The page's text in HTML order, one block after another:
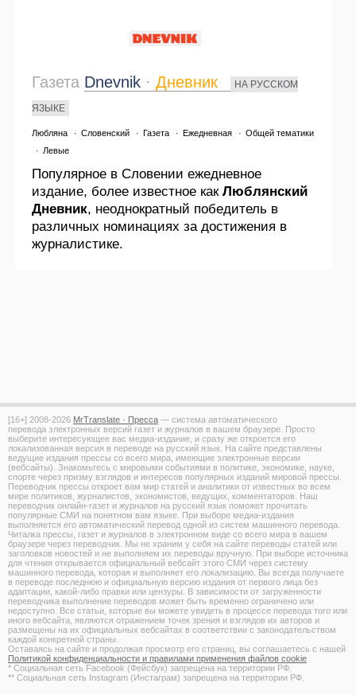
Газета Dnevnik · Дневник НА РУССКОМ
ЯЗЫКЕ
Любляна · Словенский · Газета · Ежедневная · Общей тематики
· Левые
Популярное в Словении ежедневное
издание, более известное как Люблянский
Дневник, неоднократный победитель в
различных номинациях за достижения в
журналистике.
[16+] 2008-2026 MrTranslate · Пресса — система автоматического
перевода электронных версий газет и журналов в вашем браузере. Просто
выберите интересующее вас медиа-издание, и сразу же откроется его
локализованная версия в переводе на русский язык. На сайте представлены
ведущие издания прессы со всего мира, имеющие электронные версии
(вебсайты). Знакомьтесь с мировыми событиями в политике, экономике, науке,
спорте через призму взглядов и интересов популярных изданий мировой прессы.
Переводчик прессы откроет вам мир статей и аналитики от известных во всем
мире политиков, журналистов, экономистов, ведущих, комментаторов. Наш
переводчик онлайн-газет и журналов на русский язык поможет прочитать
популярные СМИ на понятном вам языке. При выборе медиа-издания
выполняется его автоматический перевод одной из систем машинного перевода.
Читалка прессы, газет и журналов в электронном виде со всего мира в вашем
браузере через переводчик. Мы не храним у себя на сайте переводы статей или
заголовков новостей и не выполняем их переводы вручную. При выборе источника
для чтения открывается официальный вебсайт этого СМИ через систему
машинного перевода, которая и выполняет его локализацию. Вы всегда получаете
в переводе последнюю и официальную версию издания от первого лица без
адаптации, какой-либо правки или цензуры. В зависимости от загруженности
переводчика выполнение переводов может быть временно ограничено или
недоступно. Все статьи, которые вы можете увидеть в процессе перевода того или
иного вебсайта, являются отражением точек зрения и взглядов их авторов и
размещены на их официальных вебсайтах в соответствии с законодательством
каждой конкретной страны.
Оставаясь на сайте и продолжая просмотр его страниц, вы соглашаетесь с нашей
Политикой конфиденциальности и правилами применения файлов cookie
* Социальная сеть Facebook (Фейсбук) запрещена на территории РФ.
** Социальная сеть Instagram (Инстаграм) запрещена на территории РФ.